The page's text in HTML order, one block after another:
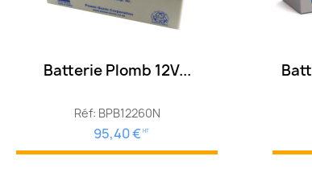
Batterie Plomb 12V...
Réf: BPB12260N
95,40 € HT